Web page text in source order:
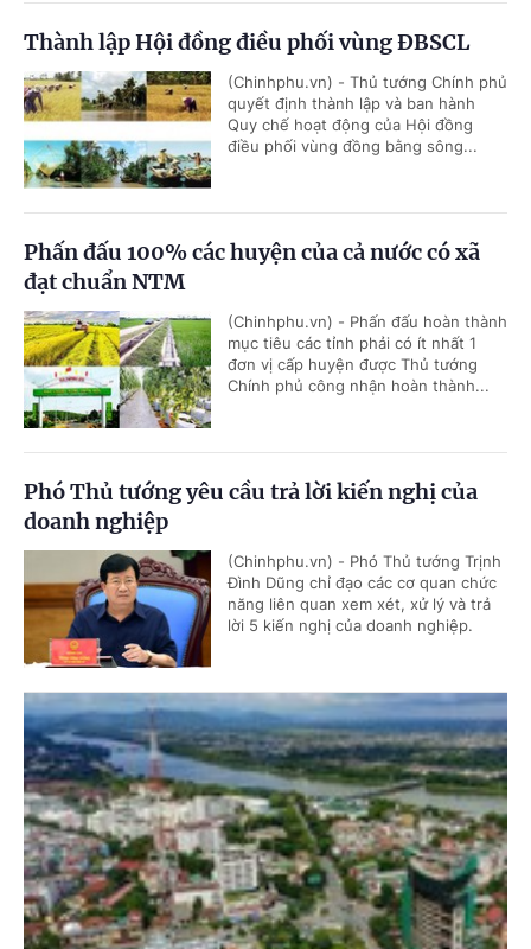
Thành lập Hội đồng điều phối vùng ĐBSCL
(Chinhphu.vn) - Thủ tướng Chính phủ
quyết định thành lập và ban hành
Quy chế hoạt động của Hội đồng
điều phối vùng đồng bằng sông...
Phấn đấu 100% các huyện của cả nước có xã
đạt chuẩn NTM
(Chinhphu.vn) - Phấn đấu hoàn thành
mục tiêu các tỉnh phải có ít nhất 1
đơn vị cấp huyện được Thủ tướng
Chính phủ công nhận hoàn thành...
Phó Thủ tướng yêu cầu trả lời kiến nghị của
doanh nghiệp
(Chinhphu.vn) - Phó Thủ tướng Trịnh
Đình Dũng chỉ đạo các cơ quan chức
năng liên quan xem xét, xử lý và trả
lời 5 kiến nghị của doanh nghiệp.